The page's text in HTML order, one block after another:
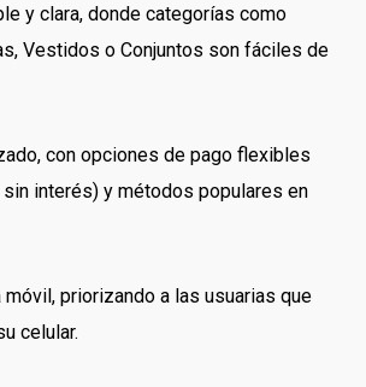
y clara, donde categorías como
Vestidos o Conjuntos son fáciles de
con opciones de pago flexibles
interés) y métodos populares en
priorizando a las usuarias que
celular.